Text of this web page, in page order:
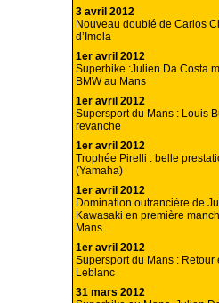
3 avril 2012
Nouveau doublé de Carlos
d’Imola
1er avril 2012
Superbike :Julien Da Costa
BMW au Mans
1er avril 2012
Supersport du Mans : Louis
revanche
1er avril 2012
Trophée Pirelli : belle
(Yamaha)
1er avril 2012
Domination outrancière de
Kawasaki en première
Mans.
1er avril 2012
Supersport du Mans : Retour
Leblanc
31 mars 2012